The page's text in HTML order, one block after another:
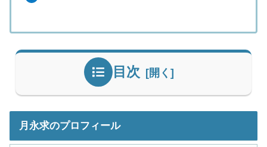
目次
月永求のプロフィール